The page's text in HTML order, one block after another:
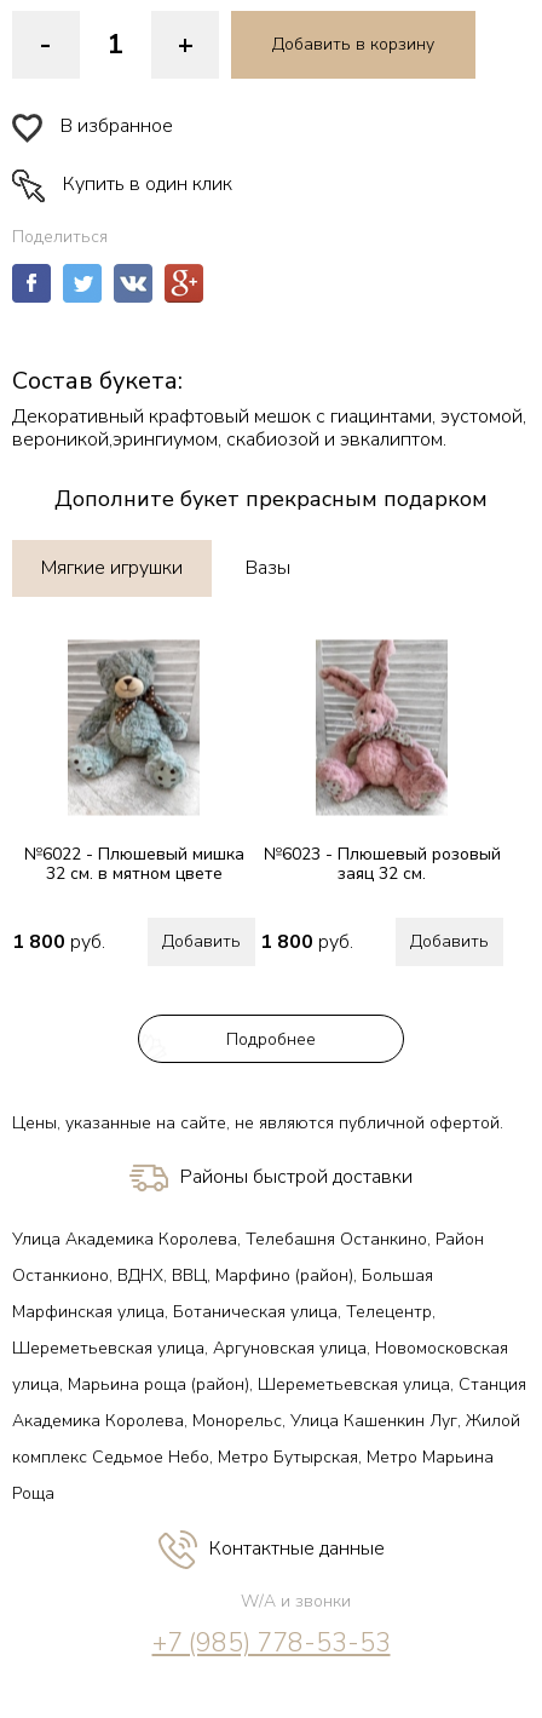
- + Добавить в корзину
В избранное
Купить в один клик
Поделиться
Состав букета:
Декоративный крафтовый мешок с гиацинтами, эустомой,
вероникой,эрингиумом, скабиозой и эвкалиптом.
Дополните букет прекрасным подарком
Мягкие игрушки Вазы
№6022 - Плюшевый мишка
32 см. в мятном цвете
1 800 руб. Добавить
№6023 - Плюшевый розовый
заяц 32 см.
1 800 руб. Добавить
Подробнее
Цены, указанные на сайте, не являются публичной офертой.
Районы быстрой доставки
Улица Академика Королева, Телебашня Останкино, Район
Останкионо, ВДНХ, ВВЦ, Марфино (район), Большая
Марфинская улица, Ботаническая улица, Телецентр,
Шереметьевская улица, Аргуновская улица, Новомосковская
улица, Марьина роща (район), Шереметьевская улица, Станция
Академика Королева, Монорельс, Улица Кашенкин Луг, Жилой
комплекс Седьмое Небо, Метро Бутырская, Метро Марьина
Роща
Контактные данные
W/A и звонки
+7 (985) 778-53-53